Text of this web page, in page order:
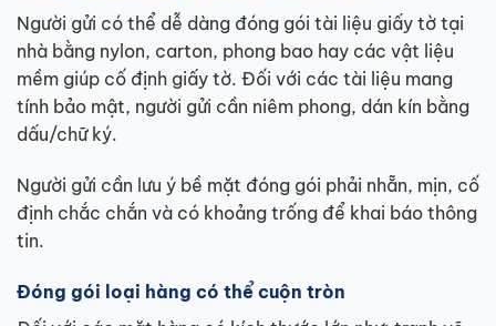
Người gửi có thể dễ dàng đóng gói tài liệu giấy tờ tại
nhà bằng nylon, carton, phong bao hay các vật liệu
mềm giúp cố định giấy tờ. Đối với các tài liệu mang
tính bảo mật, người gửi cần niêm phong, dán kín bằng
dấu/chữ ký.
Người gửi cần lưu ý bề mặt đóng gói phải nhẵn, mịn, cố
định chắc chắn và có khoảng trống để khai báo thông
tin.
Đóng gói loại hàng có thể cuộn tròn